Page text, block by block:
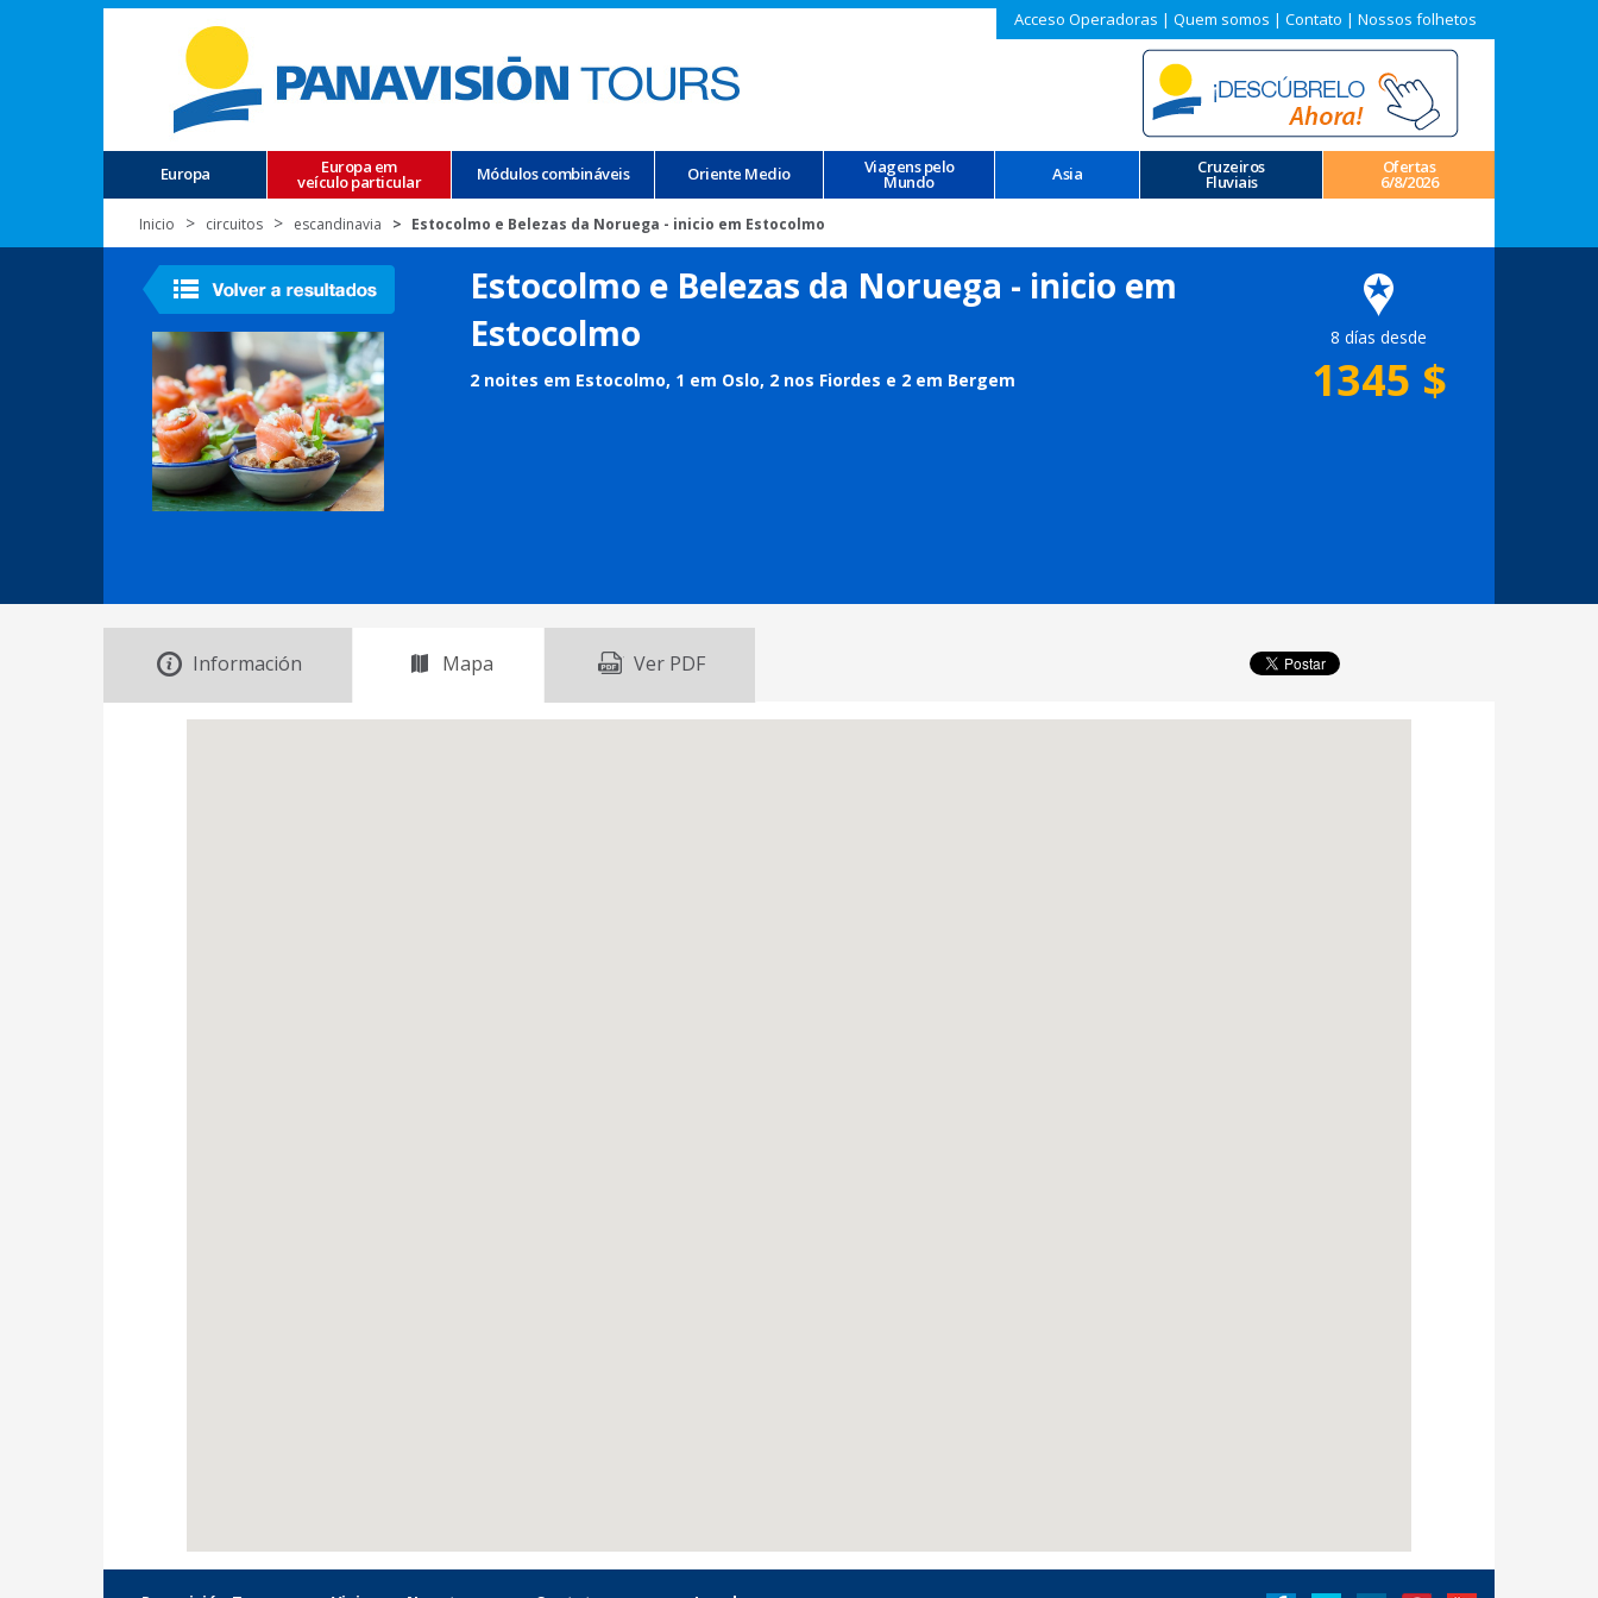
Acceso Operadoras | Quem somos | Contato | Nossos folhetos
Europa Europa em
veículo particular Módulos combináveis Oriente Medio Viagens pelo
Mundo Asia Cruzeiros
Fluviais
Ofertas
6/8/2026
Inicio circuitos escandinavia Estocolmo e Belezas da Noruega - inicio em Estocolmo
Estocolmo e Belezas da Noruega - inicio em
Estocolmo
2 noites em Estocolmo, 1 em Oslo, 2 nos Fiordes e 2 em Bergem
8 días desde
1345 $
Información Mapa Ver PDF